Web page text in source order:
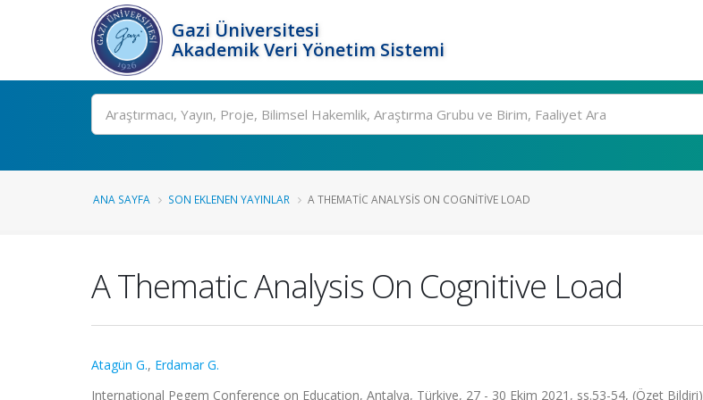
Gazi Üniversitesi
Akademik Veri Yönetim Sistemi
Ara
ANA SAYFA SON EKLENEN YAYINLAR A THEMATIC ANALYSIS ON COGNITIVE LOAD
A Thematic Analysis On Cognitive Load
Atagün G., Erdamar G.
International Pegem Conference on Education, Antalya, Türkiye, 27 - 30 Ekim 2021, ss.53-54, (Özet Bildiri)